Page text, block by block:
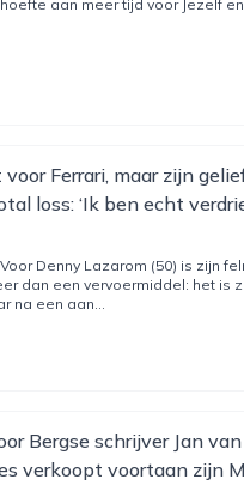
aan meer tijd voor Jezelf
Ferrari, maar zijn
loss: ‘Ik ben echt
Voor Denny Lazarom (50) is zijn
dan een vervoermiddel: het is
na een aan...
Bergse schrijver Jan
verkoopt voortaan zijn